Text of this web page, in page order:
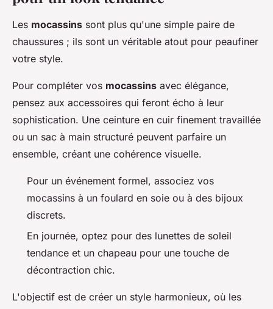
Les mocassins sont plus qu'une simple paire de
chaussures ; ils sont un véritable atout pour peaufiner
votre style.
Pour compléter vos mocassins avec élégance,
pensez aux accessoires qui feront écho à leur
sophistication. Une ceinture en cuir finement travaillée
ou un sac à main structuré peuvent parfaire un
ensemble, créant une cohérence visuelle.
Pour un événement formel, associez vos
mocassins à un foulard en soie ou à des bijoux
discrets.
En journée, optez pour des lunettes de soleil
tendance et un chapeau pour une touche de
décontraction chic.
L'objectif est de créer un style harmonieux, où les